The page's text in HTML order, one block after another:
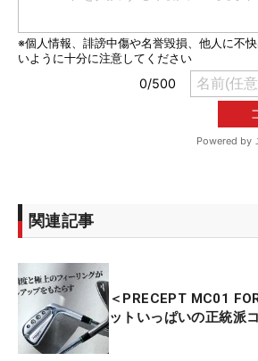
関連記事
＜PRECEPT MC01
ットいっぱいの正統派